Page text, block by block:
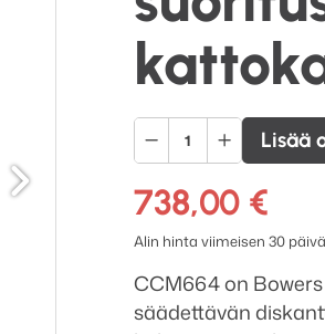
Bowers
&
Wilkins
CCM664
suorituskykyinen
2-
tie
Lisää
738,00 €
Alin hinta viimeisen 30
CCM664 on
säädettävän